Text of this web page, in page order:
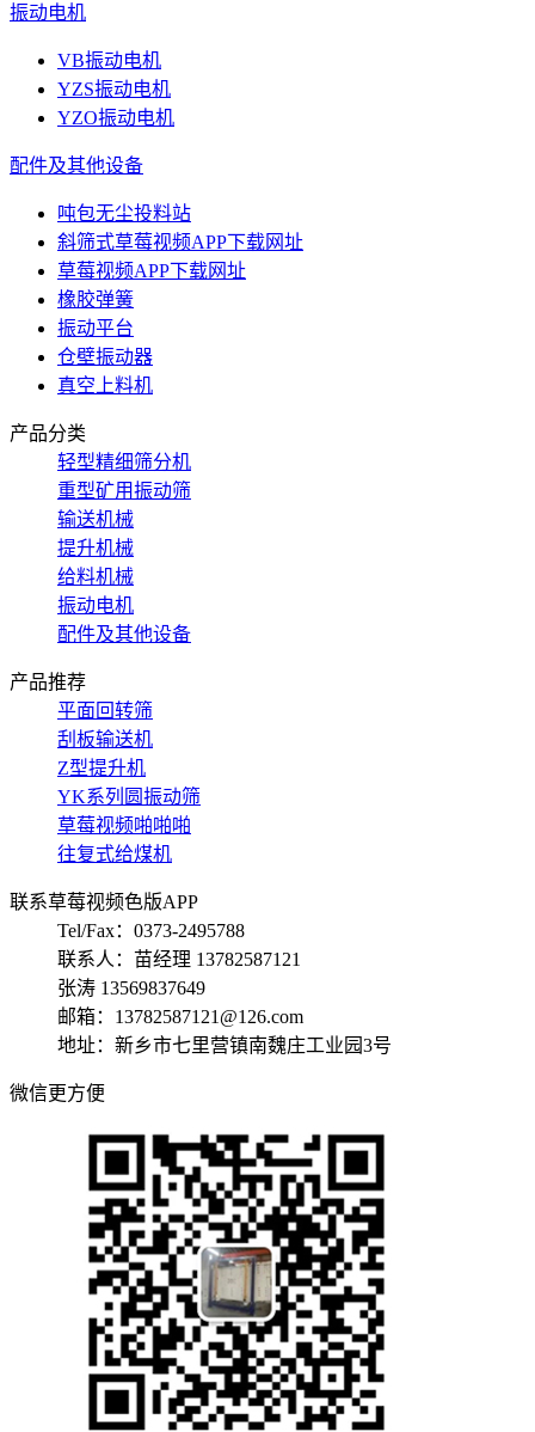
振动电机
VB振动电机
YZS振动电机
YZO振动电机
配件及其他设备
吨包无尘投料站
斜筛式草莓视频APP下载网址
草莓视频APP下载网址
橡胶弹簧
振动平台
仓壁振动器
真空上料机
产品分类
轻型精细筛分机
重型矿用振动筛
输送机械
提升机械
给料机械
振动电机
配件及其他设备
产品推荐
平面回转筛
刮板输送机
Z型提升机
YK系列圆振动筛
草莓视频啪啪啪
往复式给煤机
联系草莓视频色版APP
Tel/Fax：0373-2495788
联系人：苗经理 13782587121
张涛 13569837649
邮箱：13782587121@126.com
地址：新乡市七里营镇南魏庄工业园3号
微信更方便